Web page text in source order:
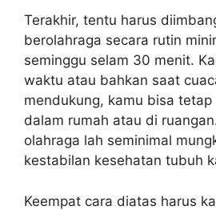
Terakhir, tentu harus
berolahraga secara rutin
seminggu selam 30 menit.
waktu atau bahkan saat
mendukung, kamu bisa
dalam rumah atau di
olahraga lah seminimal
kestabilan kesehatan tubuh
Keempat cara diatas harus